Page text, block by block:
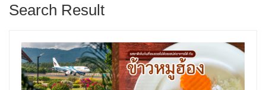
Search Result